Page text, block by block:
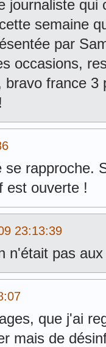
journaliste qui
semaine
par
occasions,
france
rapproche.
est ouverte !
23:13:39
n'était pas
que j'ai
mais de